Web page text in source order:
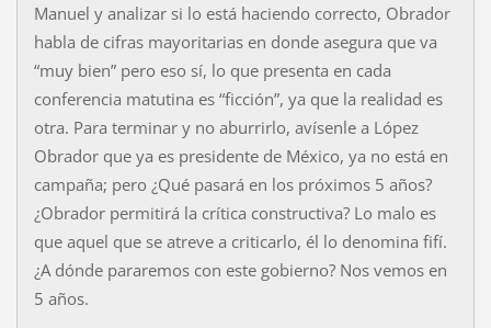
Manuel y analizar si lo está haciendo correcto, Obrador
habla de cifras mayoritarias en donde asegura que va
“muy bien” pero eso sí, lo que presenta en cada
conferencia matutina es “ficción”, ya que la realidad es
otra. Para terminar y no aburrirlo, avísenle a López
Obrador que ya es presidente de México, ya no está en
campaña; pero ¿Qué pasará en los próximos 5 años?
¿Obrador permitirá la crítica constructiva? Lo malo es
que aquel que se atreve a criticarlo, él lo denomina fifí.
¿A dónde pararemos con este gobierno? Nos vemos en
5 años.